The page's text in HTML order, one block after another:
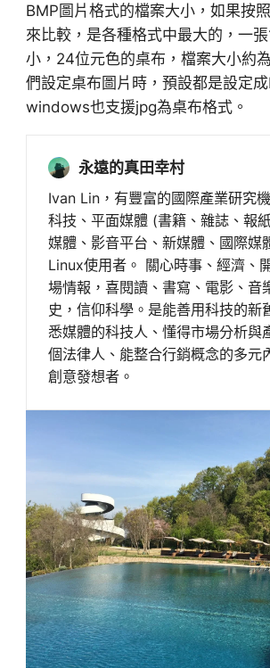
BMP圖片格式的檔案大小，如果按
來比較，是各種格式中最大的，一
小，24位元色的桌布，檔案大小約
們設定桌布圖片時，預設都是設定
windows也支援jpg為桌布格式。
永遠的真田幸村
Ivan Lin，有豐富的國際產業研究
科技、平面媒體 (書籍、雜誌、報
媒體、影音平台、新媒體、國際媒
Linux使用者。 關心時事、經濟、
場情報，喜閱讀、書寫、電影、音
史，信仰科學。是能善用科技的新
悉媒體的科技人、懂得市場分析與
個法律人、能整合行銷概念的多元
創意發想者。